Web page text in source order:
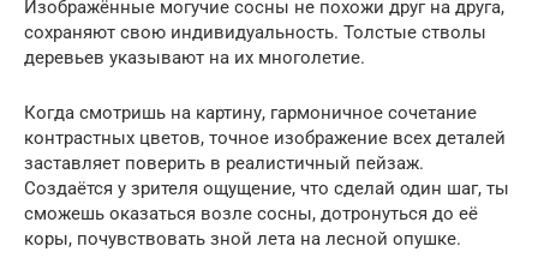
Изображённые могучие сосны не похожи друг на друга,
сохраняют свою индивидуальность. Толстые стволы
деревьев указывают на их многолетие.
Когда смотришь на картину, гармоничное сочетание
контрастных цветов, точное изображение всех деталей
заставляет поверить в реалистичный пейзаж.
Создаётся у зрителя ощущение, что сделай один шаг, ты
сможешь оказаться возле сосны, дотронуться до её
коры, почувствовать зной лета на лесной опушке.